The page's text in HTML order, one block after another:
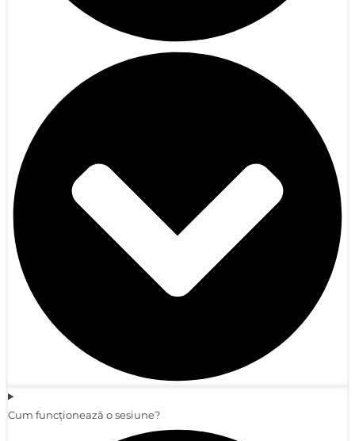
Cum funcționează o sesiune?